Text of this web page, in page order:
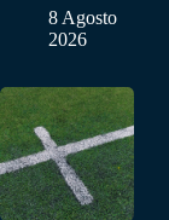
8 Agosto
2026